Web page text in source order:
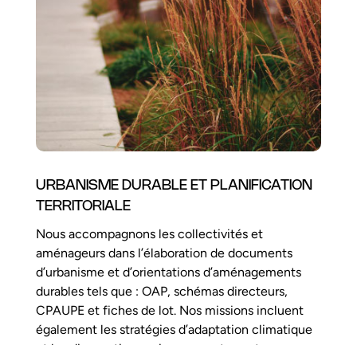
URBANISME DURABLE ET PLANIFICATION
TERRITORIALE
Nous accompagnons les collectivités et
aménageurs dans l’élaboration de documents
d’urbanisme et d’orientations d’aménagements
durables tels que : OAP, schémas directeurs,
CPAUPE et fiches de lot. Nos missions incluent
également les stratégies d’adaptation climatique